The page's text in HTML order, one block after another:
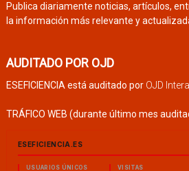
Publica diariamente noticias, artículos,
la información más relevante y
AUDITADO POR OJD
ESEFICIENCIA está auditado por OJD
TRÁFICO WEB (durante último mes